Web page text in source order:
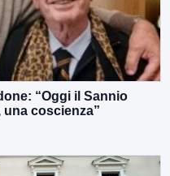
“Oggi il Sannio
una coscienza”